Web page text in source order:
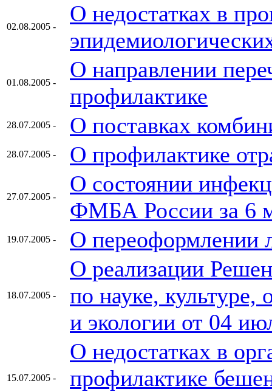
02.08.2005 -
О недостатках в
01.08.2005 -
О направлении
профилактике
28.07.2005 - О поставках
28.07.2005 - О профилактике
27.07.2005 -
О состоянии
ФМБА России за 6
19.07.2005 - О переоформлении
18.07.2005 -
О реализации
по науке, культуре,
и экологии от 04
15.07.2005 -
О недостатках в
профилактике